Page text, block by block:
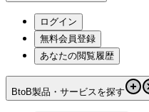
ログイン
無料会員登録
あなたの閲覧履歴
BtoB製品・サービスを探す